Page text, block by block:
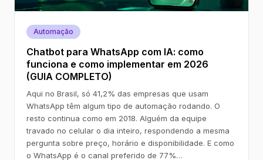
Automação
Chatbot para WhatsApp com IA: como
funciona e como implementar em 2026
(GUIA COMPLETO)
Aqui no Brasil, só 41,2% das empresas que usam
WhatsApp têm algum tipo de automação rodando. O
resto continua como em 2018. Alguém da equipe
travado no celular o dia inteiro, respondendo a mesma
pergunta sobre preço, horário e disponibilidade. E como
o WhatsApp é o canal preferido de 77%…